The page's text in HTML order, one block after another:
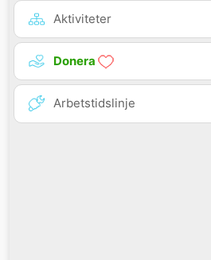
Aktiviteter
Donera
Arbetstidslinje